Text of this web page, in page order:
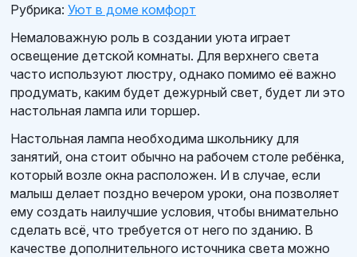
Рубрика: Уют в доме комфорт
Немаловажную роль в создании уюта играет
освещение детской комнаты. Для верхнего света
часто используют люстру, однако помимо её важно
продумать, каким будет дежурный свет, будет ли это
настольная лампа или торшер.
Настольная лампа необходима школьнику для
занятий, она стоит обычно на рабочем столе ребёнка,
который возле окна расположен. И в случае, если
малыш делает поздно вечером уроки, она позволяет
ему создать наилучшие условия, чтобы внимательно
сделать всё, что требуется от него по зданию. В
качестве дополнительного источника света можно